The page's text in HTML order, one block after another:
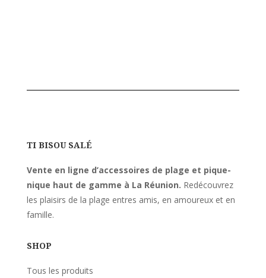
TI BISOU SALÉ
Vente en ligne d’accessoires de plage et pique-
nique haut de gamme à La Réunion. Redécouvrez
les plaisirs de la plage entres amis, en amoureux et en
famille.
SHOP
Tous les produits